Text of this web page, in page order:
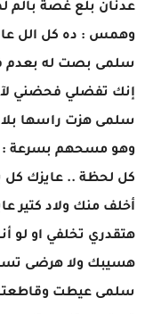
عدنان بلع غصة
وهمس : ده كل الل
سلمى بصت له بعدم
إنك تفضلي فحضني
سلمى هزت راسها
وهو مسحهم بسرعة :
كل لحظة .. عايزك كل
أخلف منك ولاد كتير
هتقدري تخلفي او لو
هسيبك ولا هرضى
سلمى عيطت